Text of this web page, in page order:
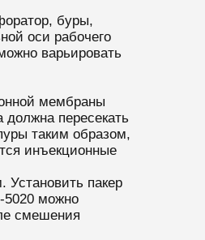
буры,
оси рабочего
варьировать
мембраны
пересекать
таким образом,
инъекционные
Установить пакер
5020 можно
смешения